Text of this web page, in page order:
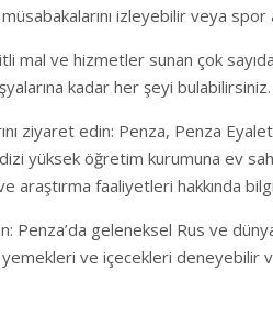
izleyebilir veya
mal ve hizmetler sunan çok
kadar her şeyi bulabilirsiniz.
ziyaret edin: Penza, Penza
yüksek öğretim kurumuna ev
araştırma faaliyetleri hakkında
Penza’da geleneksel Rus ve
ve içecekleri deneyebilir